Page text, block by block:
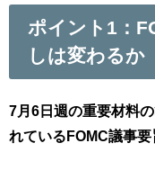
ポイント1：
しは変わるか
7月6日週の重要材料
れているFOMC議事要